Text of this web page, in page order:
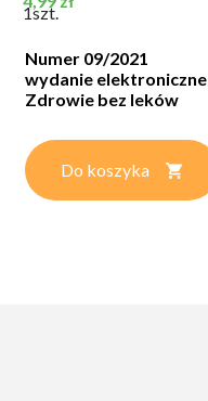
1szt.
Numer 09/2021
wydanie elektroniczne
Zdrowie bez leków
Do koszyka